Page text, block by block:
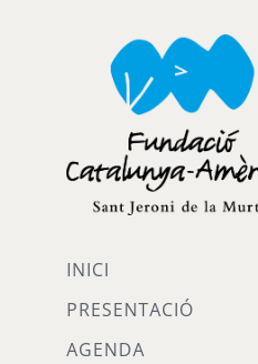
INICI
PRESENTACIÓ
AGENDA